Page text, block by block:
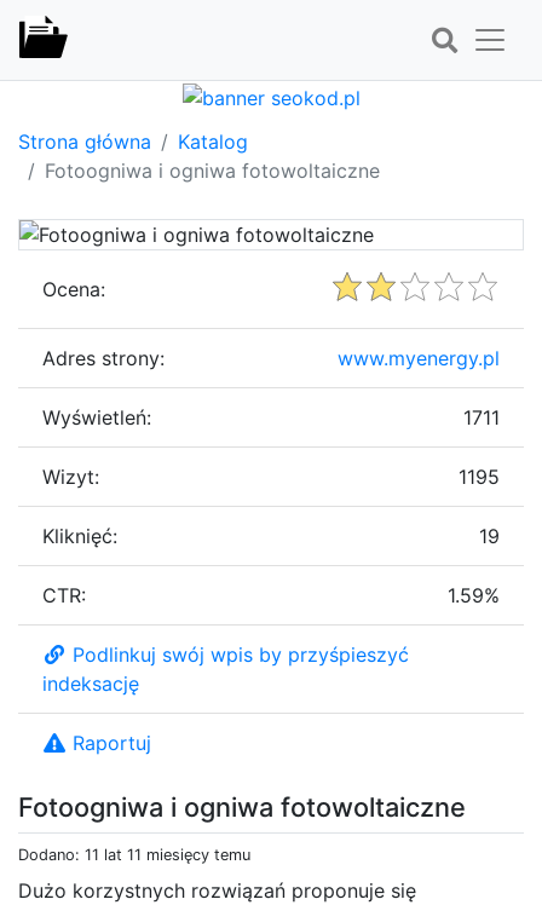
Strona główna
Katalog
Fotoogniwa i ogniwa fotowoltaiczne
Fotoogniwa i ogniwa fotowoltaiczne
Dodano: 11 lat 11 miesięcy temu
Dużo korzystnych rozwiązań proponuje się
Ocena:
Adres strony: www.myenergy.pl
Wyświetleń: 1711
Wizyt: 1195
Kliknięć: 19
CTR: 1.59%
Podlinkuj swój wpis by przyśpieszyć
indeksację
Raportuj